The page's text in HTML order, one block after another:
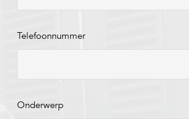
Telefoonnummer
Onderwerp